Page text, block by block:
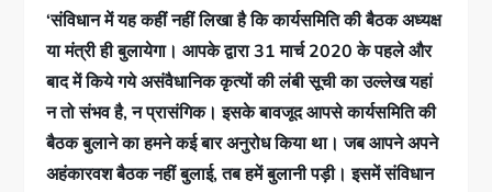
‘संविधान में यह कहीं नहीं लिखा है कि कार्यसमिति की बैठक अध्यक्ष
या मंत्री ही बुलायेगा। आपके द्वारा 31 मार्च 2020 के पहले और
बाद में किये गये असंवैधानिक कृत्यों की लंबी सूची का उल्लेख यहां
न तो संभव है, न प्रासंगिक। इसके बावजूद आपसे कार्यसमिति की
बैठक बुलाने का हमने कई बार अनुरोध किया था। जब आपने अपने
अहंकारवश बैठक नहीं बुलाई, तब हमें बुलानी पड़ी। इसमें संविधान